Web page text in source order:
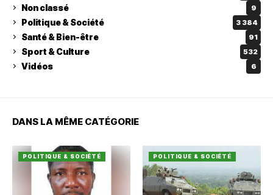
Non classé 9
Politique & Société 3 384
Santé & Bien-être 91
Sport & Culture 532
Vidéos 6
DANS LA MÊME CATÉGORIE
POLITIQUE & SOCIÉTÉ POLITIQUE & SOCIÉTÉ